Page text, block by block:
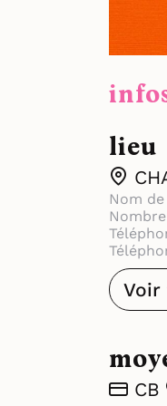
lieu
Nom
Voir
CB